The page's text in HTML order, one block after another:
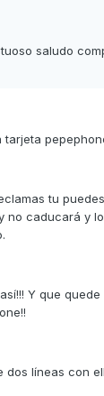
saludo
tu
no caducará y
Y que
dos líneas con